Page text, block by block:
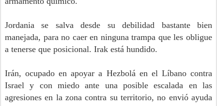
Jordania se salva desde su debilidad bastante bien
manejada, para no caer en ninguna trampa que les obligue
a tenerse que posicional. Irak está hundido.
Irán, ocupado en apoyar a Hezbolá en el Líbano contra
Israel y con miedo ante una posible escalada en las
agresiones en la zona contra su territorio, no envió ayuda